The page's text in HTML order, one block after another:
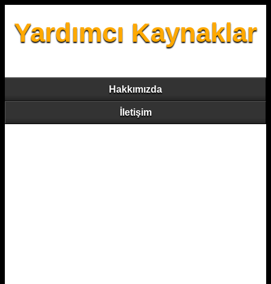
Yardımcı Kaynaklar
Hakkımızda
İletişim